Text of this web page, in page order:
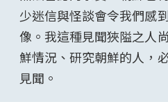
少迷信與怪談會令我們感
像。我這種見聞狹隘之人
鮮情況、研究朝鮮的人，
見聞。